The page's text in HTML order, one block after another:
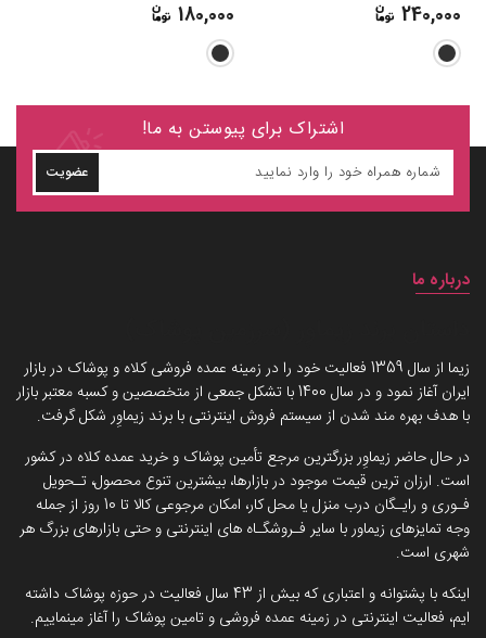
240,000
180,000
اشتراک برای پیوستن به ما!
عضویت
درباره ما
زیما از سال 1359 فعالیت خود را در زمینه عمده فروشی کلاه و پوشاک در بازار
ایران آغاز نمود و در سال 1400 با تشکل جمعی از متخصصین و کسبه معتبر بازار
با هدف بهره مند شدن از سیستم فروش اینترنتی با برند زیماوِر شکل گرفت.
در حال حاضر زیماوِر بزرگترین مرجع تأمین پوشاک و خرید عمده کلاه در کشور
است. ارزان ترین قیمت موجود در بازارها، بیشترین تنوع محصول، تـحویل
فـوری و رایـگان درب منزل یا محل کار، امکان مرجوعی کالا تا 10 روز از جمله
وجه تمایزهای زیماور با سایر فـروشگـاه های اینترنتی و حتی بازارهای بزرگ هر
شهری است.
اینکه با پشتوانه و اعتباری که بیش از 43 سال فعالیت در حوزه پوشاک داشته
ایم، فعالیت اینترنتی در زمینه عمده فروشی و تامین پوشاک را آغاز مینماییم.